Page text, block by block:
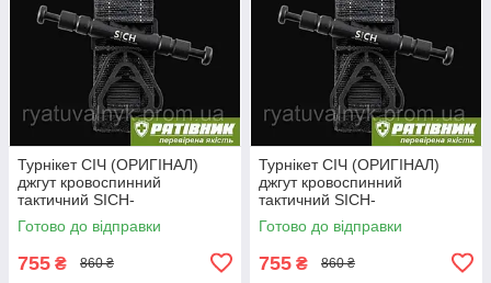
Турнікет СІЧ (ОРИГІНАЛ)
джгут кровоспинний
тактичний SICH-
TOURNIQUET (ТЖТ)
Готово до відправки
755 ₴ 860 ₴
Турнікет СІЧ (ОРИГІНАЛ)
джгут кровоспинний
тактичний SICH-
TOURNIQUET (ТЖТ)
Готово до відправки
755 ₴ 860 ₴